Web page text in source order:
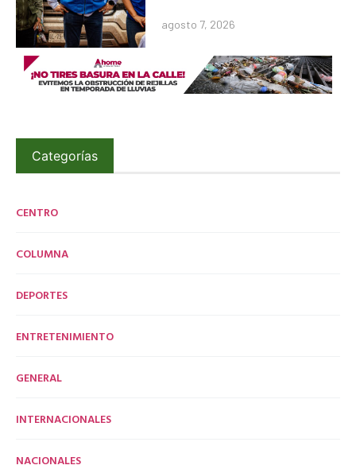
agosto 7, 2026
Categorías
CENTRO
COLUMNA
DEPORTES
ENTRETENIMIENTO
GENERAL
INTERNACIONALES
NACIONALES